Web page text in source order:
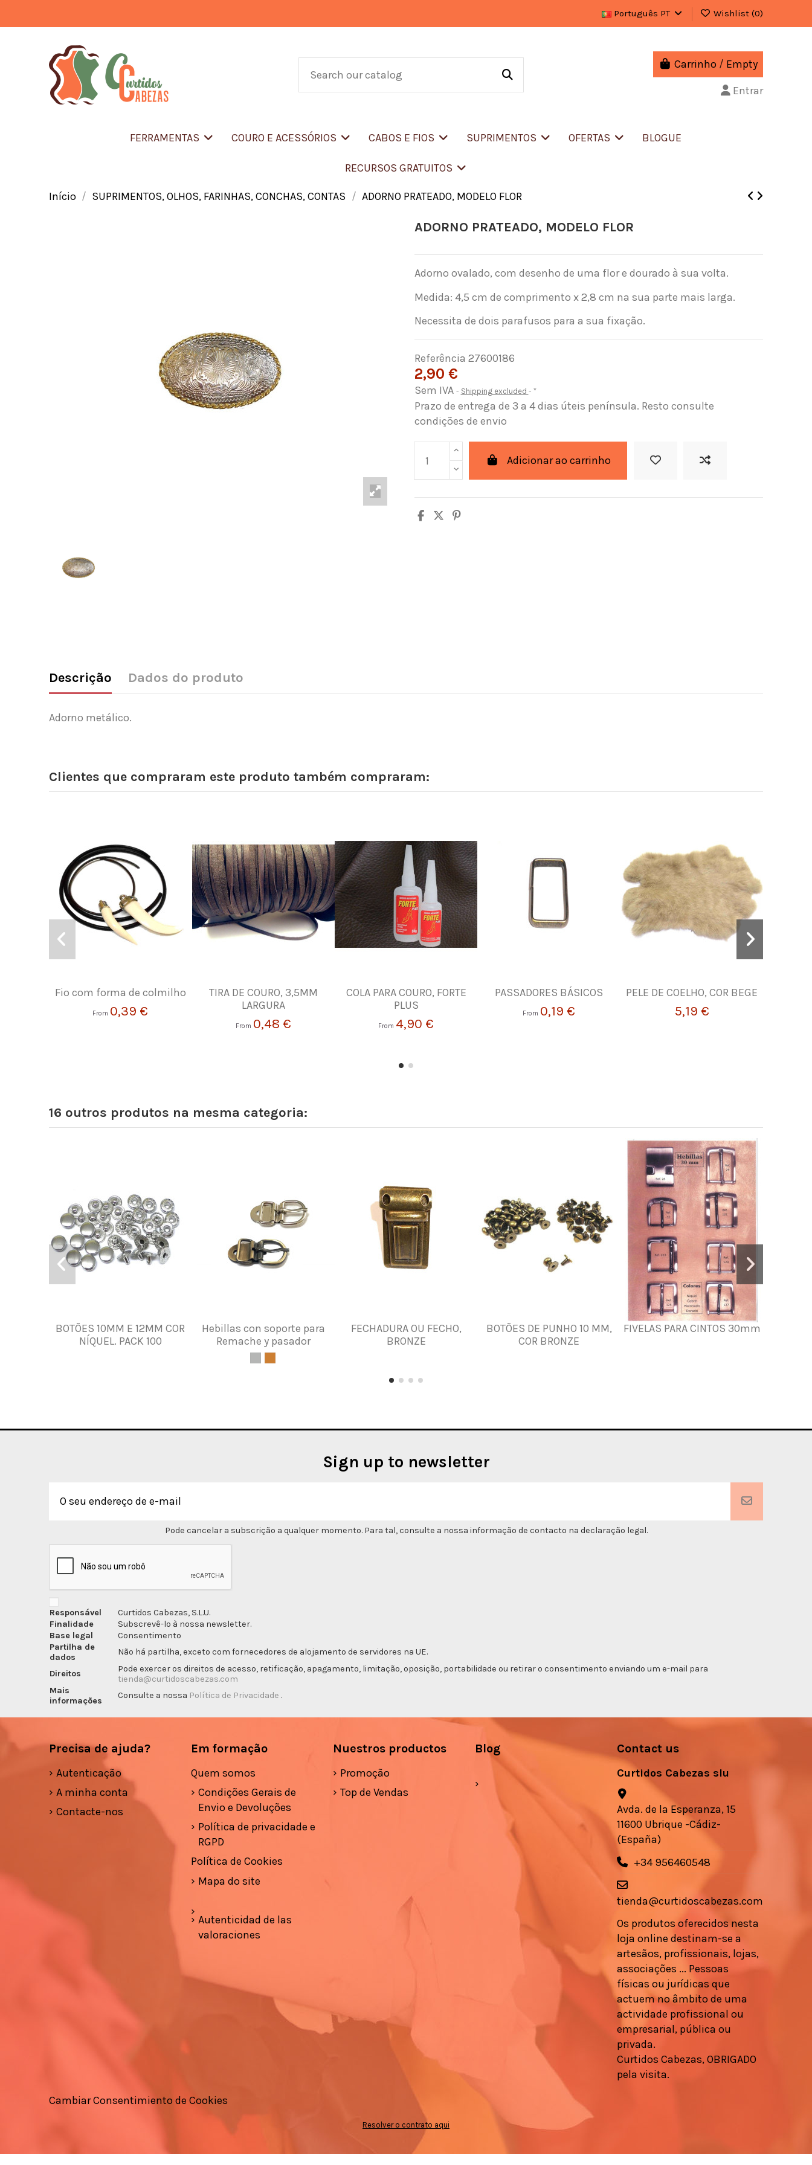
Português PT Wishlist (0)
Carrinho / Empty
Entrar
FERRAMENTAS COURO E ACESSÓRIOS CABOS E FIOS SUPRIMENTOS OFERTAS BLOGUE
RECURSOS GRATUITOS
Início SUPRIMENTOS, OLHOS, FARINHAS, CONCHAS, CONTAS ADORNO PRATEADO, MODELO FLOR
ADORNO PRATEADO, MODELO FLOR
Adorno ovalado, com desenho de uma flor e dourado à sua volta.
Medida: 4,5 cm de comprimento x 2,8 cm na sua parte mais larga.
Necessita de dois parafusos para a sua fixação.
Referência 27600186
2,90 €
Sem IVA Shipping excluded *
Prazo de entrega de 3 a 4 dias úteis península. Resto consulte
condições de envio
Adicionar ao carrinho
Descrição Dados do produto
Adorno metálico.
Clientes que compraram este produto também compraram:
Fio com forma de colmilho
From 0,39 €
TIRA DE COURO, 3,5MM
LARGURA
From 0,48 €
COLA PARA COURO, FORTE
PLUS
From 4,90 €
PASSADORES BÁSICOS
From 0,19 €
PELE DE COELHO, COR BEGE
5,19 €
16 outros produtos na mesma categoria:
BOTÕES 10MM E 12MM COR
NÍQUEL. PACK 100
Hebillas con soporte para
Remache y pasador
FECHADURA OU FECHO,
BRONZE
BOTÕES DE PUNHO 10 MM,
COR BRONZE
FIVELAS PARA CINTOS 30mm
Sign up to newsletter
Pode cancelar a subscrição a qualquer momento. Para tal, consulte a nossa informação de contacto na declaração legal.
Responsável
Curtidos Cabezas, S.L.U.
Finalidade
Subscrevê-lo à nossa newsletter.
Base legal
Consentimento
Partilha de
dados
Não há partilha, exceto com fornecedores de alojamento de servidores na UE.
Direitos
Pode exercer os direitos de acesso, retificação, apagamento, limitação, oposição, portabilidade ou retirar o consentimento enviando um e-mail para
tienda@curtidoscabezas.com
Mais
informações
Consulte a nossa Política de Privacidade .
Precisa de ajuda?
Autenticação
A minha conta
Contacte-nos
Em formação
Quem somos
Condições Gerais de
Envio e Devoluções
Política de privacidade e
RGPD
Política de Cookies
Mapa do site
Autenticidad de las
valoraciones
Nuestros productos
Promoção
Top de Vendas
Blog Contact us
Curtidos Cabezas slu
Avda. de la Esperanza, 15
11600 Ubrique -Cádiz-
(España)
+34 956460548
tienda@curtidoscabezas.com
Os produtos oferecidos nesta
loja online destinam-se a
artesãos, profissionais, lojas,
associações ... Pessoas
físicas ou jurídicas que
actuem no âmbito de uma
actividade profissional ou
empresarial, pública ou
privada.
Curtidos Cabezas, OBRIGADO
pela visita.
Cambiar Consentimiento de Cookies
Resolver o contrato aqui